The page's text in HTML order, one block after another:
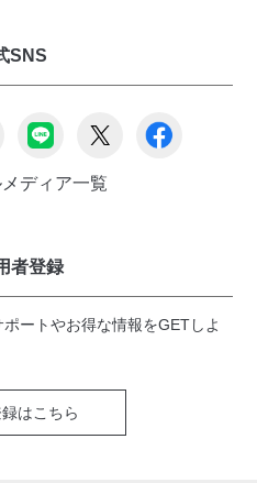
SNS
ディア一覧
者登録
ートやお得な情報をGETしよ
はこちら